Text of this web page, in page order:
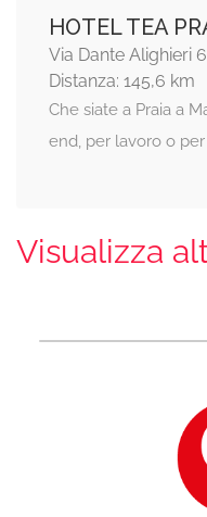
HOTEL TEA
Via Dante Alighieri
Distanza: 145,6 km
Che siate a Praia a
end, per lavoro o
Visualizza